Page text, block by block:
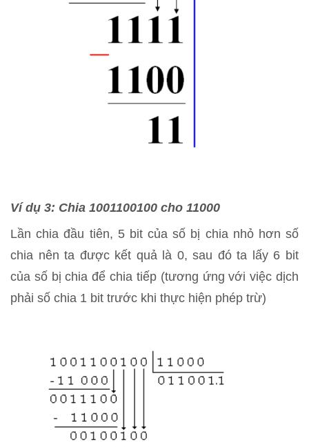
Ví dụ 3: Chia 1001100100 cho 11000
Lần chia đầu tiên, 5 bit của số bị chia nhỏ hơn số
chia nên ta được kết quả là 0, sau đó ta lấy 6 bit
của số bị chia để chia tiếp (tương ứng với việc dịch
phải số chia 1 bit trước khi thực hiện phép trừ)